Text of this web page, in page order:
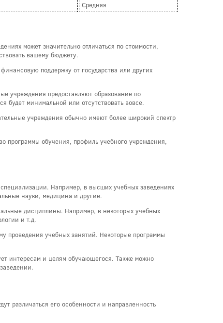
Средняя
может значительно отличаться по стоимости,
вашему бюджету.
поддержку от государства или других
учреждения предоставляют образование по
будет минимальной или отсутствовать вовсе.
учреждения обычно имеют более широкий спектр
программы обучения, профиль учебного учреждения,
Например, в высших учебных заведениях
науки, медицина и другие.
дисциплины. Например, в некоторых учебных
и т.д.
проведения учебных занятий. Некоторые программы
интересам и целям обучающегося. Также можно
различаться его особенности и направленность